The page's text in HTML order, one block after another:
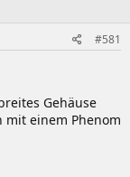
#581
Gehäuse
mit einem Phenom